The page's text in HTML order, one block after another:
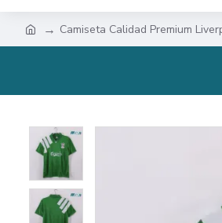
Camiseta Calidad Premium